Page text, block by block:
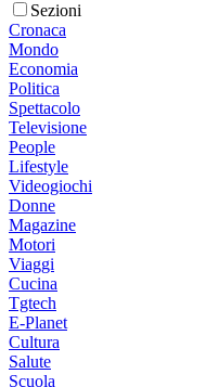
Sezioni
Cronaca
Mondo
Economia
Politica
Spettacolo
Televisione
People
Lifestyle
Videogiochi
Donne
Magazine
Motori
Viaggi
Cucina
Tgtech
E-Planet
Cultura
Salute
Scuola